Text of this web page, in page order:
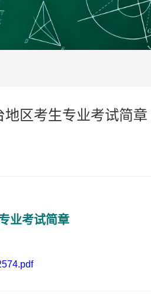
区考生专业考试简章
业考试简章